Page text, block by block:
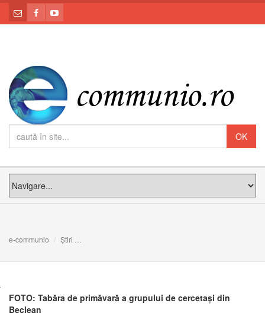
e-communio Știri
FOTO: Tabăra de primăvară a grupului de cercetași din
Beclean